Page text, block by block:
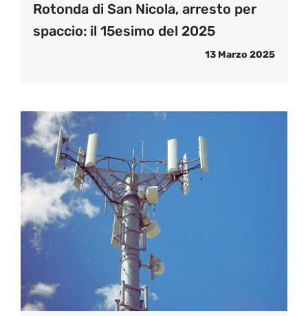
Rotonda di San Nicola, arresto per
spaccio: il 15esimo del 2025
13 Marzo 2025